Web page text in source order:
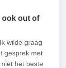
ook out of
wilde graag
gesprek met
het beste